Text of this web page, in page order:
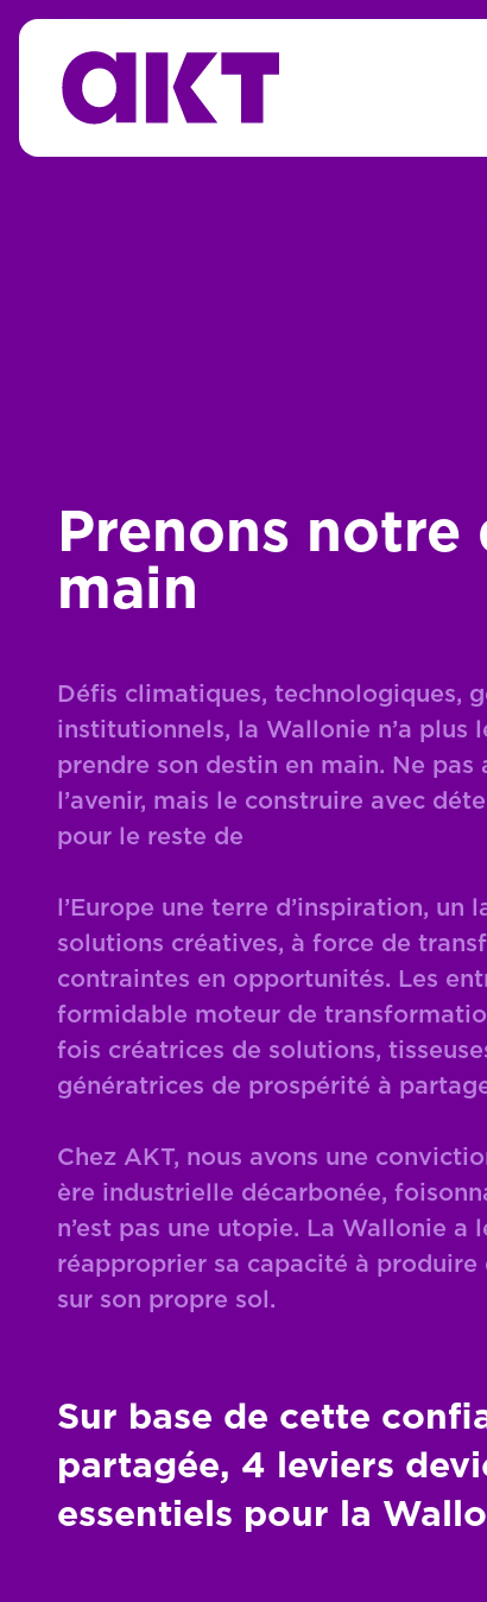
Prenons notre
main
Défis climatiques, technologiques,
institutionnels, la Wallonie n’a plus
prendre son destin en main. Ne pas
l’avenir, mais le construire avec
pour le reste de
l’Europe une terre d’inspiration, un
solutions créatives, à force de
contraintes en opportunités. Les
formidable moteur de
fois créatrices de solutions,
génératrices de prospérité à
Chez AKT, nous avons une
ère industrielle décarbonée,
n’est pas une utopie. La Wallonie a
réapproprier sa capacité à
sur son propre sol.
Sur base de cette
partagée, 4 leviers
essentiels pour la